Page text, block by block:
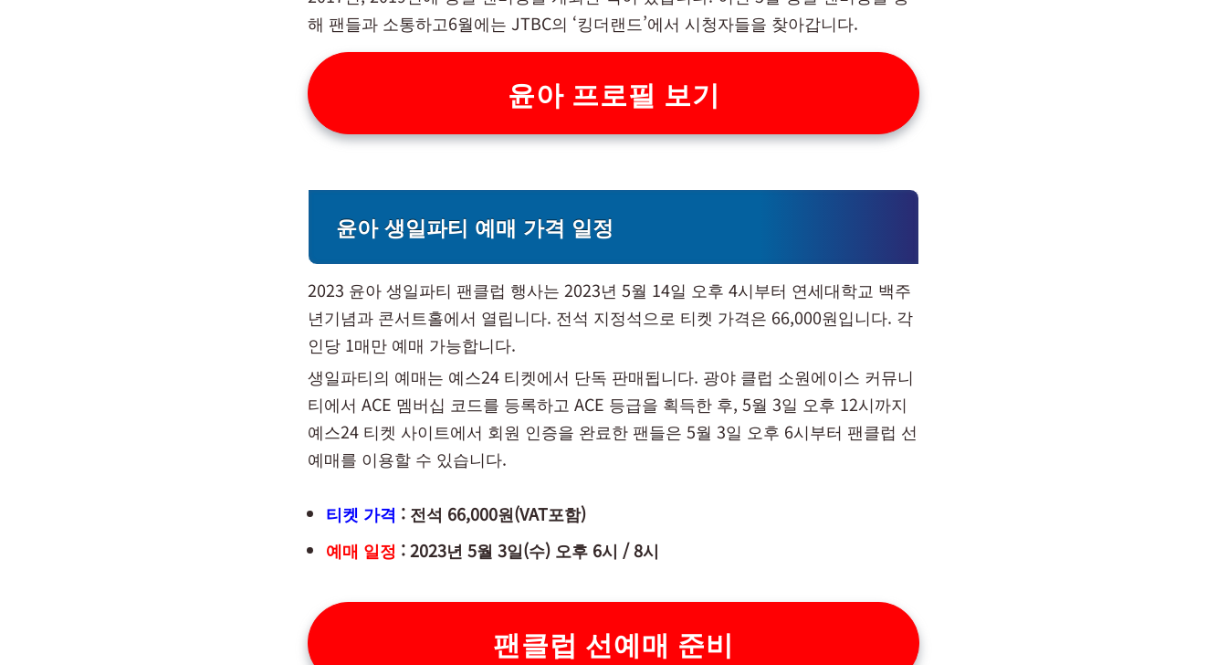
해 팬들과 소통하고6월에는 JTBC의 ‘킹더랜드’에서 시청자들을 찾아갑니다.
윤아 프로필 보기
윤아 생일파티 예매 가격 일정
2023 윤아 생일파티 팬클럽 행사는 2023년 5월 14일 오후 4시부터 연세대학교 백주
년기념과 콘서트홀에서 열립니다. 전석 지정석으로 티켓 가격은 66,000원입니다. 각
인당 1매만 예매 가능합니다.
생일파티의 예매는 예스24 티켓에서 단독 판매됩니다. 광야 클럽 소원에이스 커뮤니
티에서 ACE 멤버십 코드를 등록하고 ACE 등급을 획득한 후, 5월 3일 오후 12시까지
예스24 티켓 사이트에서 회원 인증을 완료한 팬들은 5월 3일 오후 6시부터 팬클럽 선
예매를 이용할 수 있습니다.
티켓 가격 : 전석 66,000원(VAT포함)
예매 일정 : 2023년 5월 3일(수) 오후 6시 / 8시
팬클럽 선예매 준비